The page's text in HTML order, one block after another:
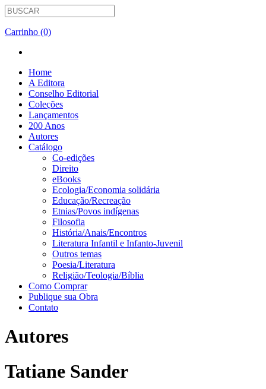
Carrinho (0)
Home
A Editora
Conselho Editorial
Coleções
Lançamentos
200 Anos
Autores
Catálogo
Co-edições
Direito
eBooks
Ecologia/Economia solidária
Educação/Recreação
Etnias/Povos indígenas
Filosofia
História/Anais/Encontros
Literatura Infantil e Infanto-Juvenil
Outros temas
Poesia/Literatura
Religião/Teologia/Bíblia
Como Comprar
Publique sua Obra
Contato
Autores
Tatiane Sander